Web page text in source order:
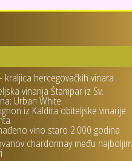
kraljica hercegovačkih vinara
vinarija Štampar iz Sv.
Urban White
iz Kaldira obiteljske vinarije
vino staro 2.000 godina
chardonnay među najboljim